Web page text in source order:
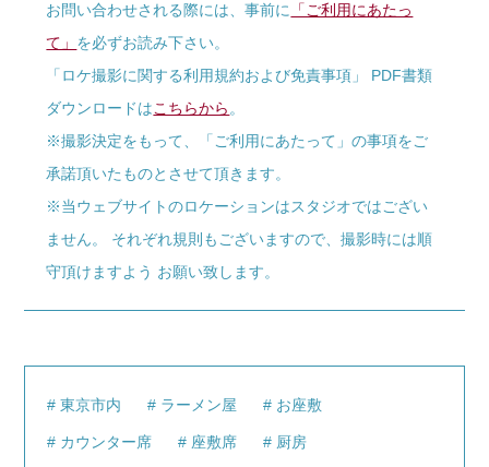
お問い合わせされる際には、事前に 「ご利用にあたっ
て」 を必ずお読み下さい。
「ロケ撮影に関する利用規約および免責事項」 PDF書類
ダウンロードはこちらから。
※撮影決定をもって、「ご利用にあたって」の事項をご
承諾頂いたものとさせて頂きます。
※当ウェブサイトのロケーションはスタジオではござい
ません。 それぞれ規則もございますので、撮影時には順
守頂けますよう お願い致します。
東京市内 ラーメン屋 お座敷
カウンター席 座敷席 厨房